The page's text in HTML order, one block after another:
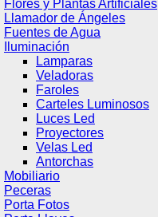
Flores y Plantas Artificiales
Llamador de Ángeles
Fuentes de Agua
Iluminación
Lamparas
Veladoras
Faroles
Carteles Luminosos
Luces Led
Proyectores
Velas Led
Antorchas
Mobiliario
Peceras
Porta Fotos